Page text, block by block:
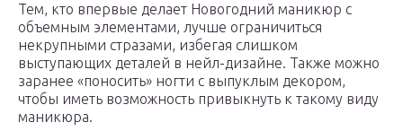
Тем, кто впервые делает Новогодний маникюр с
объемным элементами, лучше ограничиться
некрупными стразами, избегая слишком
выступающих деталей в нейл-дизайне. Также можно
заранее «поносить» ногти с выпуклым декором,
чтобы иметь возможность привыкнуть к такому виду
маникюра.